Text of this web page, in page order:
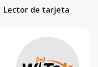
Lector de tarjeta